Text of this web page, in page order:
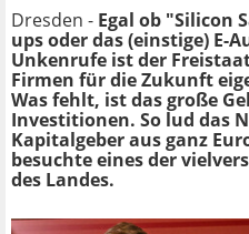
Dresden - Egal ob "Silicon
ups oder das (einstige) E-
Unkenrufe ist der
Firmen für die Zukunft
Was fehlt, ist das große
Investitionen. So lud das
Kapitalgeber aus ganz
besuchte eines der
des Landes.